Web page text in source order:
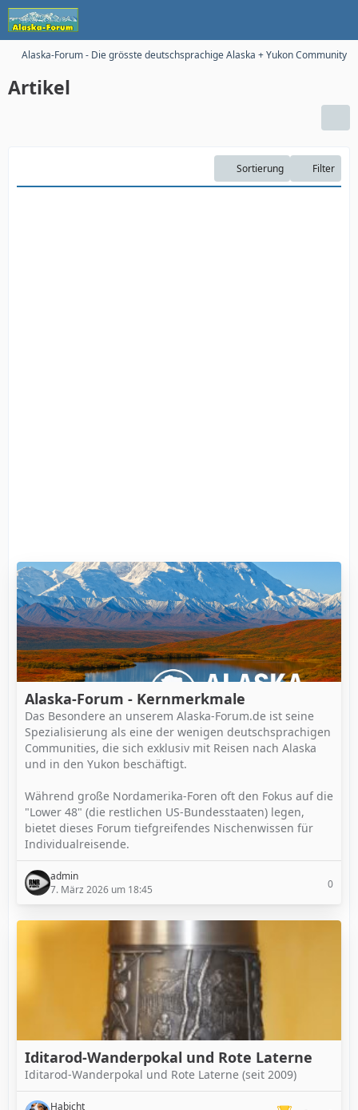
Alaska-Forum - Die grösste deutschsprachige Alaska + Yukon Community
Artikel
Sortierung Filter
Alaska-Forum - Kernmerkmale
Das Besondere an unserem Alaska-Forum.de ist seine
Spezialisierung als eine der wenigen deutschsprachigen
Communities, die sich exklusiv mit Reisen nach Alaska
und in den Yukon beschäftigt.
Während große Nordamerika-Foren oft den Fokus auf die
"Lower 48" (die restlichen US-Bundesstaaten) legen,
bietet dieses Forum tiefgreifendes Nischenwissen für
Individualreisende.
admin
7. März 2026 um 18:45
0
Iditarod-Wanderpokal und Rote Laterne
Iditarod-Wanderpokal und Rote Laterne (seit 2009)
Habicht